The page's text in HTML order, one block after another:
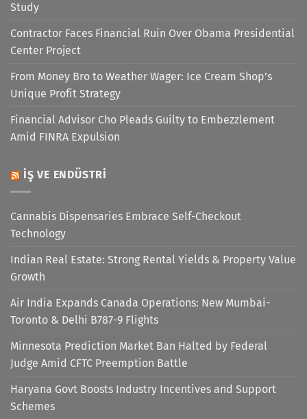
Study
Contractor Faces Financial Ruin Over Obama Presidential
Center Project
From Money Bro to Weather Wager: Ice Cream Shop’s
Unique Profit Strategy
Financial Advisor Cho Pleads Guilty to Embezzlement
Amid FINRA Expulsion
İŞ VE ENDÜSTRI
Cannabis Dispensaries Embrace Self-Checkout
Technology
Indian Real Estate: Strong Rental Yields & Property Value
Growth
Air India Expands Canada Operations: New Mumbai-
Toronto & Delhi B787-9 Flights
Minnesota Prediction Market Ban Halted by Federal
Judge Amid CFTC Preemption Battle
Haryana Govt Boosts Industry Incentives and Support
Schemes